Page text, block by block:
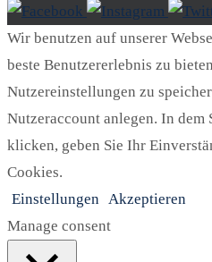
Wir benutzen auf unserer
beste Benutzererlebnis zu
Nutzereinstellungen zu
Nutzeraccount anlegen. In
klicken, geben Sie Ihr
Cookies.
Einstellungen Akzeptieren
Manage consent